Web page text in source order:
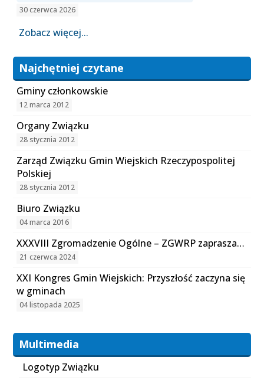
30 czerwca 2026
Zobacz więcej...
Najchętniej czytane
Gminy członkowskie
12 marca 2012
Organy Związku
28 stycznia 2012
Zarząd Związku Gmin Wiejskich Rzeczypospolitej
Polskiej
28 stycznia 2012
Biuro Związku
04 marca 2016
XXXVIII Zgromadzenie Ogólne – ZGWRP zaprasza…
21 czerwca 2024
XXI Kongres Gmin Wiejskich: Przyszłość zaczyna się
w gminach
04 listopada 2025
Multimedia
Logotyp Związku